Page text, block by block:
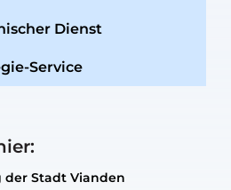
Dienst
Service
Stadt Vianden
Stadt Vianden
Stadt Vianden
Stadt Vianden
Stadt Vianden